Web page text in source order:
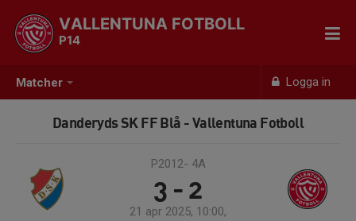
Matcher Logga in
VALLENTUNA FOTBOLL
P14
Danderyds SK FF Blå - Vallentuna Fotboll
P2012- 4A
3 - 2
21 apr 2025, 10:00,